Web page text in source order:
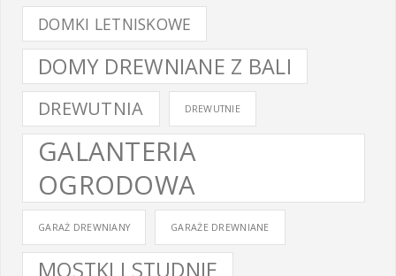
DOMKI LETNISKOWE
DOMY DREWNIANE Z BALI
DREWUTNIA DREWUTNIE
GALANTERIA
OGRODOWA
GARAŻ DREWNIANY GARAŻE DREWNIANE
MOSTKI I STUDNIE